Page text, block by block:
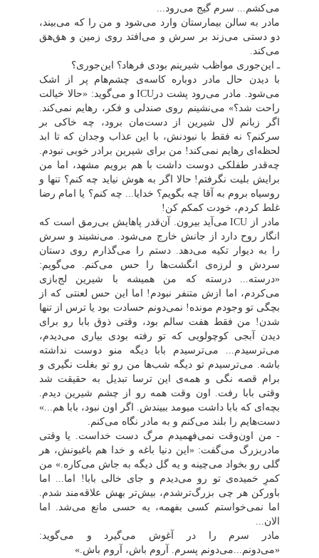
می‌کشم... سرم گیج می‌رود...
مادر به سالن بیمارستان وارد می‌شود و من را که می‌بیند،
دو دستی می‌زند بر سرش و می‌افتد روی زمین و هق‌هق
می‌کند.
ـ این‌جوری مواظب شیرینم بودی فرهاد؟ این‌جوری؟
با دیدن حال مادر دوباره کاسه‌ی چشم‌هام پر از اشک
می‌شود. مادر می‌رود پشت در ICU و می‌گوید: «حالا خیالت
راحت شد؟» می‌نشینم روی صندلی و فکر، رهایم نمی‌کند.
اگر زبانم لال شیرین از دست‌مان برود، چه خاکی بر
سرکنم؟ نه فقط با نبودنش، با این عذاب وجدان که تا ابد
لحظه‌ای رهایم نمی‌کند! من برای شیرین برادر خوبی نبودم.
چه‌قدر طفلکی دوست داشت با هم برویم مشهد، اما من
برایش بلیت نگرفتم! حالا اگر به هوش نیاید چه کنم؟ تنها و
روسیاه بروم به آقا چه بگویم؟ خدایا... چه کنم؟ یا امام رضا
غلط کردم، خودت کمکم کن!
مادر از ICU می‌آید بیرون. آن‌قدر پاهایش بی‌رمق است که
انگار روح دارد از جانش خارج می‌شود. می‌نشیند و سرش
را به دیوار تکیه می‌دهد. دستم را می‌گذارم روی دستان
سردش و لرزه‌ی انگشت‌ها را حس می‌کنم. می‌گویم:
«درسته... درسته که من همیشه با شیرین لج‌بازی
می‌کردم، اما ازش متنفر نبودم! اما این حس لعنتی که از
بچگی تو وجودم مونده! نمی‌دونم حسادت بود یا ترس از تنها
شدن! من فقط هفت سالم بود، وقتی ذوق بابا رو برای
دیدن آبجی کوچولویی که تو رفته بودی بیاری می‌دیدم،
می‌ترسیدم... می‌ترسیدم بابا دیگه منو دوست نداشته
باشه. می‌ترسیدم تو دیگه شب‌ها من رو تو بغلت نگیری و
برام قصه نگی و همه‌ی این ترسا تبدیل به حقیقت شد
وقتی بابا رفت. اون وقت همه رو از چشم شیرین دیدم.
بچه‌ای که بابا داشت میومد ببیندش. اگر اون نبود، بابا هم...»
دست‌هایم را بلند می‌کنم و به مادر نگاه می‌کنم.
- من اون‌وقت نمی‌فهمیدم مرگ دست خداست. یا وقتی
مادربزرگ می‌گفت: «این دنیا باغه و خدا هم باغبونش، هر
گلی رو بخواد می‌چینه و یه گل دیگه به جاش می‌کاره.» من
کمرِ خمیده‌ی تو رو می‌دیدم و جای خالی بابا! اما... اما
باورکن هر چی بزرگ‌ترشدم، بیش‌تر بهش علاقه‌مند شدم.
اما نمی‌خواستم کسی بفهمه، یه حسی مانع می‌شد. اما
الان...
مادر سرم را در آغوش می‌گیرد و می‌گوید:
«می‌دونم...می‌دونم پسرم. آروم باش، آروم باش.»